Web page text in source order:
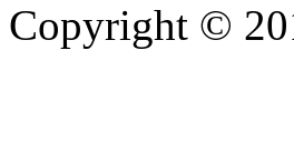
Copyright ©